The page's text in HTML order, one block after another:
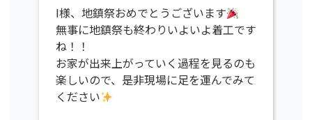
I様、地鎮祭おめでとうございます
無事に地鎮祭も終わりいよいよ着工です
ね！！
お家が出来上がっていく過程を見るのも
楽しいので、是非現場に足を運んでみて
ください